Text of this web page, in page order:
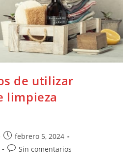
de utilizar
limpieza
febrero 5, 2024
Sin comentarios